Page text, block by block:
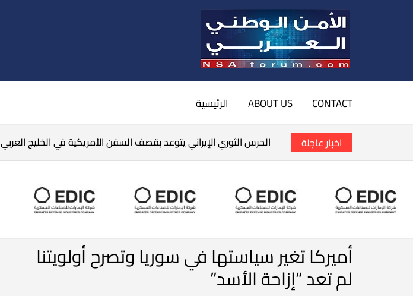
CONTACT
ABOUT US الرئيسية
اخبار عاجلة الحرس الثوري الإيراني يتوعد بقصف السفن الأمريكية في الخليج العربي
أميركا تغير سياستها في سوريا وتصرح أولويتنا
لم تعد “إزاحة الأسد”